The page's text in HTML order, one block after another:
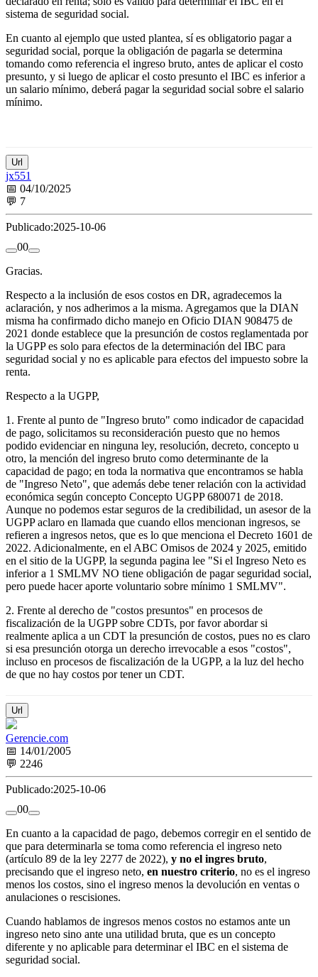
sistema de seguridad social.
En cuanto al ejemplo que usted plantea, sí es obligatorio pagar a
seguridad social, porque la obligación de pagarla se determina
tomando como referencia el ingreso bruto, antes de aplicar el costo
presunto, y si luego de aplicar el costo presunto el IBC es inferior a
un salario mínimo, deberá pagar la seguridad social sobre el salario
mínimo.
Url
jx551
📅 04/10/2025
💬 7
Publicado:2025-10-06
00
Gracias.
Respecto a la inclusión de esos costos en DR, agradecemos la
aclaración, y nos adherimos a la misma. Agregamos que la DIAN
misma ha confirmado dicho manejo en Oficio DIAN 908475 de
2021 donde establece que la presunción de costos reglamentada por
la UGPP es solo para efectos de la determinación del IBC para
seguridad social y no es aplicable para efectos del impuesto sobre la
renta.
Respecto a la UGPP,
1. Frente al punto de "Ingreso bruto" como indicador de capacidad
de pago, solicitamos su reconsideración puesto que no hemos
podido evidenciar en ninguna ley, resolución, decreto, concepto u
otro, la mención del ingreso bruto como determinante de la
capacidad de pago; en toda la normativa que encontramos se habla
de "Ingreso Neto", que además debe tener relación con la actividad
económica según concepto Concepto UGPP 680071 de 2018.
Aunque no podemos estar seguros de la credibilidad, un asesor de la
UGPP aclaro en llamada que cuando ellos mencionan ingresos, se
refieren a ingresos netos, que es lo que menciona el Decreto 1601 de
2022. Adicionalmente, en el ABC Omisos de 2024 y 2025, emitido
en el sitio de la UGPP, la segunda pagina lee "Si el Ingreso Neto es
inferior a 1 SMLMV NO tiene obligación de pagar seguridad social,
pero puede hacer aporte voluntario sobre mínimo 1 SMLMV".
2. Frente al derecho de "costos presuntos" en procesos de
fiscalización de la UGPP sobre CDTs, por favor abordar si
realmente aplica a un CDT la presunción de costos, pues no es claro
si esa presunción otorga un derecho irrevocable a esos "costos",
incluso en procesos de fiscalización de la UGPP, a la luz del hecho
de que no hay costos por tener un CDT.
Url
Gerencie.com
📅 14/01/2005
💬 2246
Publicado:2025-10-06
00
En cuanto a la capacidad de pago, debemos corregir en el sentido de
que para determinarla se toma como referencia el ingreso neto
(artículo 89 de la ley 2277 de 2022), y no el ingres bruto,
precisando que el ingreso neto, en nuestro criterio, no es el ingreso
menos los costos, sino el ingreso menos la devolución en ventas o
anulaciones o rescisiones.
Cuando hablamos de ingresos menos costos no estamos ante un
ingreso neto sino ante una utilidad bruta, que es un concepto
diferente y no aplicable para determinar el IBC en el sistema de
seguridad social.